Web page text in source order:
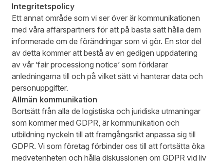
Integritetspolicy
Ett annat område som vi ser över är kommunikationen
med våra affärspartners för att på bästa sätt hålla dem
informerade om de förändringar som vi gör. En stor del
av detta kommer att bestå av en gedigen uppdatering
av vår ’fair processiong notice’ som förklarar
anledningarna till och på vilket sätt vi hanterar data och
personuppgifter.
Allmän kommunikation
Bortsätt från alla de logistiska och juridiska utmaningar
som kommer med GDPR, är kommunikation och
utbildning nyckeln till att framgångsrikt anpassa sig till
GDPR. Vi som företag förbinder oss till att fortsätta öka
medvetenheten och hålla diskussionen om GDPR vid liv